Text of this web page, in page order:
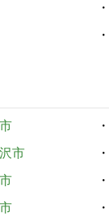
・
・
・
市
・
・
・